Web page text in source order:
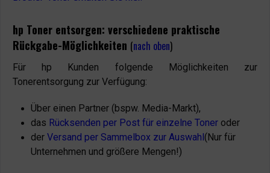
hp Toner entsorgen: verschiedene praktische
Rückgabe-Möglichkeiten (nach oben)
Für hp Kunden folgende Möglichkeiten zur
Tonerentsorgung zur Verfügung:
Über einen Partner (bspw. Media-Markt),
das Rücksenden per Post für einzelne Toner oder
der Versand per Sammelbox zur Auswahl (Nur für
Unternehmen und größere Mengen!)